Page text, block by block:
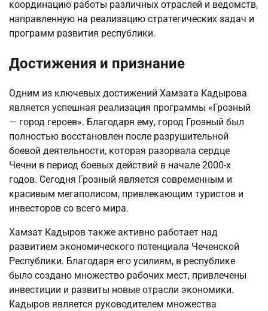
координацию работы различных отраслей и ведомств,
направленную на реализацию стратегических задач и
программ развития республики.
Достижения и признание
Одним из ключевых достижений Хамзата Кадырова
является успешная реализация программы «Грозный
— город героев». Благодаря ему, город Грозный был
полностью восстановлен после разрушительной
боевой деятельности, которая разорвала сердце
Чечни в период боевых действий в начале 2000-х
годов. Сегодня Грозный является современным и
красивым мегаполисом, привлекающим туристов и
инвесторов со всего мира.
Хамзат Кадыров также активно работает над
развитием экономического потенциала Чеченской
Республики. Благодаря его усилиям, в республике
было создано множество рабочих мест, привлечены
инвестиции и развиты новые отрасли экономики.
Кадыров является руководителем множества